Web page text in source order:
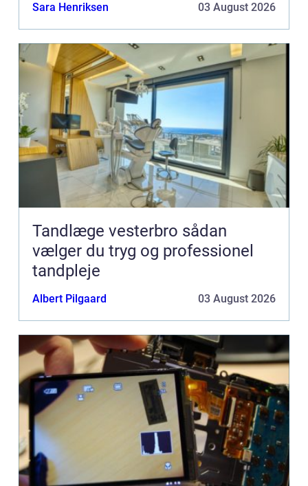
Sara Henriksen 03 August 2026
Tandlæge vesterbro sådan
vælger du tryg og professionel
tandpleje
Albert Pilgaard 03 August 2026